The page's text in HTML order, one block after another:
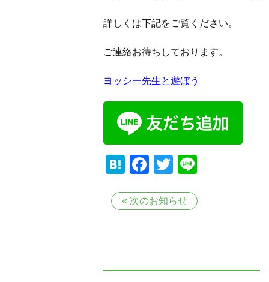
詳しくは下記をご覧ください。
ご連絡お待ちしております。
ヨッシー先生と遊ぼう
Hatena
Facebook
Twitter
« 次のお知らせ